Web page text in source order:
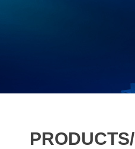
PRODUCTS/